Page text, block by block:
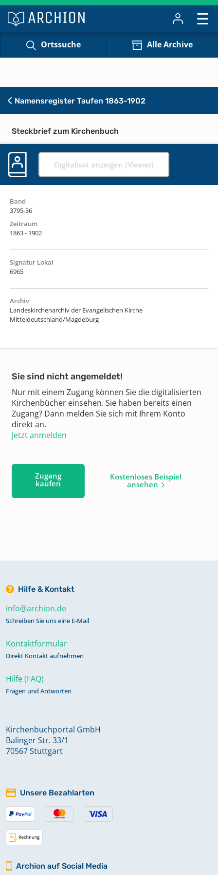
Ortssuche Alle Archive
Namensregister Taufen 1863-1902
Steckbrief zum Kirchenbuch
Digitalisat anzeigen (Viewer)
Band
3795-36
Zeitraum
1863 - 1902
Signatur Lokal
6965
Archiv
Landeskirchenarchiv der Evangelischen Kirche
Mitteldeutschland/Magdeburg
Sie sind nicht angemeldet!
Nur mit einem Zugang können Sie die digitalisierten
Kirchenbücher einsehen. Sie haben bereits einen
Zugang? Dann melden Sie sich mit Ihrem Konto
direkt an.
Jetzt anmelden
Zugang
kaufen
Kostenloses Beispiel
ansehen
Hilfe & Kontakt
info@archion.de
Schreiben Sie uns eine E-Mail
Kontaktformular
Direkt Kontakt aufnehmen
Hilfe (FAQ)
Fragen und Antworten
Kirchenbuchportal GmbH
Balinger Str. 33/1
70567 Stuttgart
Unsere Bezahlarten
Archion auf Social Media